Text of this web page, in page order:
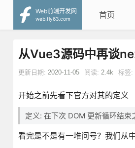
Web前端开发网
web.fly63.com
首页
从Vue3源码中再谈
更新日期: 2020-11-05 阅读: 2.4k 标签:
开始之前先看下官方对其的定义
定义: 在下次 DOM 更新循环结
看完是不是有一堆问号？我们从